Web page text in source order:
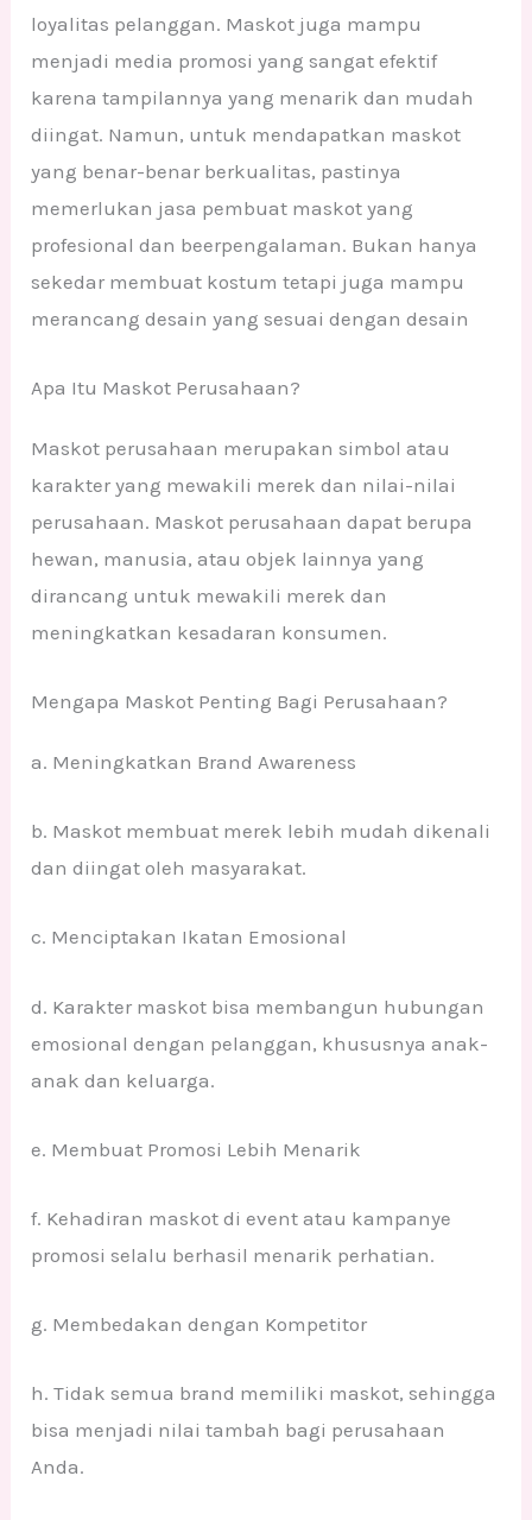
loyalitas pelanggan. Maskot juga mampu
menjadi media promosi yang sangat efektif
karena tampilannya yang menarik dan mudah
diingat. Namun, untuk mendapatkan maskot
yang benar-benar berkualitas, pastinya
memerlukan jasa pembuat maskot yang
profesional dan beerpengalaman. Bukan hanya
sekedar membuat kostum tetapi juga mampu
merancang desain yang sesuai dengan desain
Apa Itu Maskot Perusahaan?
Maskot perusahaan merupakan simbol atau
karakter yang mewakili merek dan nilai-nilai
perusahaan. Maskot perusahaan dapat berupa
hewan, manusia, atau objek lainnya yang
dirancang untuk mewakili merek dan
meningkatkan kesadaran konsumen.
Mengapa Maskot Penting Bagi Perusahaan?
a. Meningkatkan Brand Awareness
b. Maskot membuat merek lebih mudah dikenali
dan diingat oleh masyarakat.
c. Menciptakan Ikatan Emosional
d. Karakter maskot bisa membangun hubungan
emosional dengan pelanggan, khususnya anak-
anak dan keluarga.
e. Membuat Promosi Lebih Menarik
f. Kehadiran maskot di event atau kampanye
promosi selalu berhasil menarik perhatian.
g. Membedakan dengan Kompetitor
h. Tidak semua brand memiliki maskot, sehingga
bisa menjadi nilai tambah bagi perusahaan
Anda.